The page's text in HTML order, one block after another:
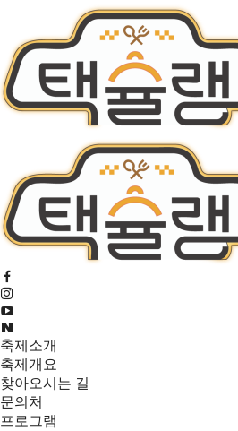
축제소개
축제개요
찾아오시는 길
문의처
프로그램